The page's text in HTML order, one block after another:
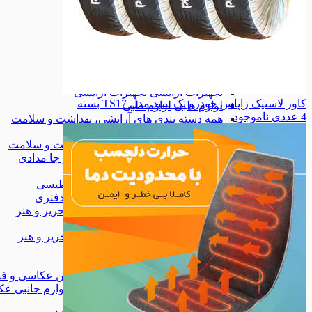
کیف کیف
کیف کمری کیف کمری
همه دسته بندی های مد و پوشاک
تجهیزات آرایشی تجهیزات آرایشی
لوازم طبی لوازم طبی
همه دسته بندی های آرایشی، بهداشت و سلامت
آرایشی، بهداشت و سلامت آرایشی، بهداشت و سلامت
کیف، کوله و جا مدادی کیف، کوله و جا مدادی
چسب چسب
وایت برد مغناطیسی وایت برد مغناطیسی
لوازم اداری و دفتری لوازم اداری و دفتری
همه دسته بندی های کتاب، لوازم التحریر و هنر
کتاب، لوازم التحریر و هنر کتاب، لوازم التحریر و هنر
شاخه‌ی جدید شاخه‌ی جدید
دوربین عکاسی و فیلم برداری دوربین عکاسی و
لوازم جانبی عکاسی و فیلمبرداری
لوازم جانبی
موبایل موبایل
کاور لاستیک زاپاس خودرو تک سبد مدل TS17 بسته
4 عددی
ناموجود